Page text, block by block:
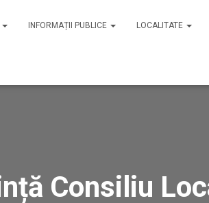
INFORMAȚII PUBLICE LOCALITATE
Consiliu